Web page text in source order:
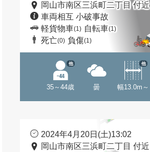
岡山市南区三浜町二丁目 付近
車両相互 小破事故
軽貨物車(1) 自転車(1)
死亡(0) 負傷(1)
35～44歳
他
曇 幅13.0m～
他
2024年4月20日(土)13:02
岡山市南区三浜町二丁目 付近